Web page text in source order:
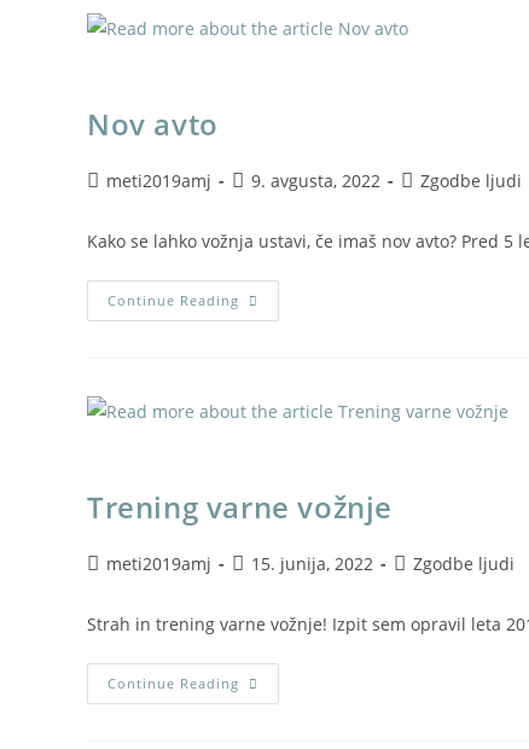
Nov avto
meti2019amj 9. avgusta, 2022 Zgodbe ljudi
Kako se lahko vožnja ustavi, če imaš nov avto? Pred
Continue Reading
Trening varne vožnje
meti2019amj 15. junija, 2022 Zgodbe ljudi
Strah in trening varne vožnje! Izpit sem opravil leta
Continue Reading